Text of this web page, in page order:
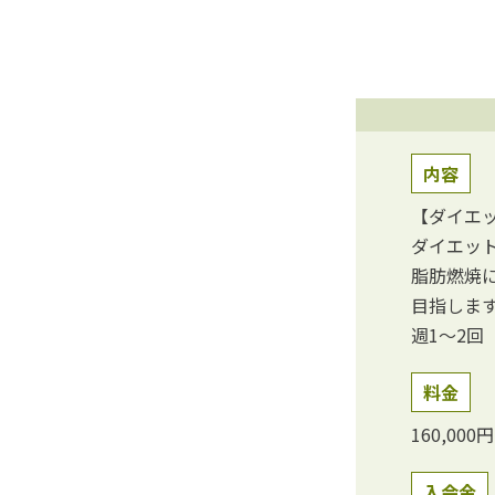
内容
【ダイエ
ダイエッ
脂肪燃焼
⽬指しま
週1〜2
料金
160,000